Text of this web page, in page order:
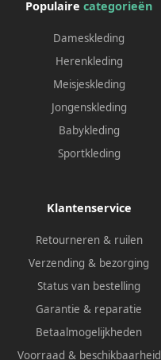
Populaire categorieën
Dameskleding
Herenkleding
Meisjeskleding
Jongenskleding
Babykleding
Sportkleding
Klantenservice
Retourneren & ruilen
Verzending & bezorging
Status van bestelling
Garantie & reparatie
Betaalmogelijkheden
Voorraad & beschikbaarheid